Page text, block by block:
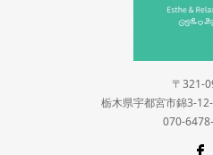
〒321-
栃木県宇都宮市錦3-
070-